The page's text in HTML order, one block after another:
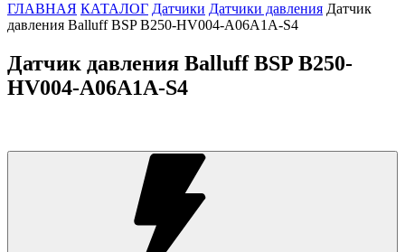
ГЛАВНАЯ КАТАЛОГ Датчики Датчики давления Датчик
давления Balluff BSP B250-HV004-A06A1A-S4
Датчик давления Balluff BSP B250-
HV004-A06A1A-S4